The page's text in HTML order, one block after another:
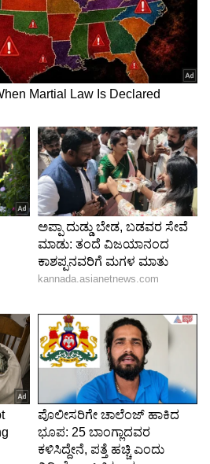
ಮುಂದಾದಾಗ, ಹಸು ಅದನ್ನು
ಬಿಡದೆ ಮೂತಿ ಸೊಟ್ಟಗೆ
ಎಂದ ಹಸು
ಆ ಬಳಿಕ ಪಕ್ಕದಲ್ಲಿಯೇ
ತಿನ್ನಲು ಬಾಯಿ ತೆರೆಯಿತು.